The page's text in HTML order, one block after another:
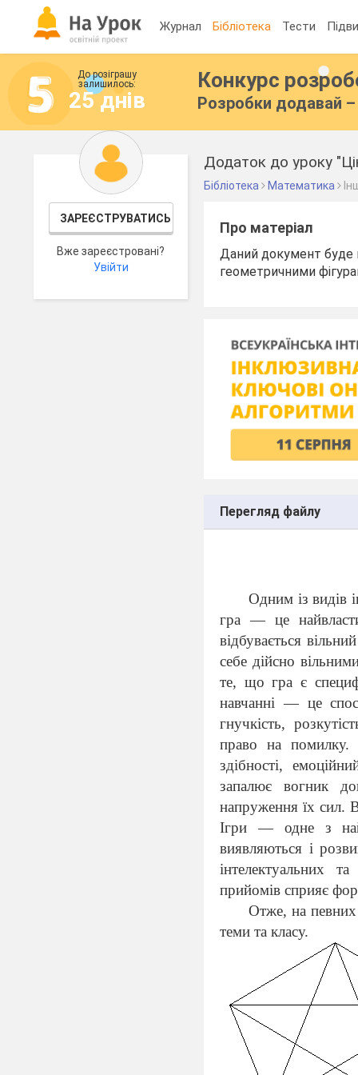
Журнал Бібліотека Тести
До розіграшу
залишилось:
25 днів
Конкурс
Розробки додавай –
ЗАРЕЄСТРУВАТИСЬ
Вже зареєстровані?
Увійти
Додаток до уроку
Бібліотека Математика
Про матеріал
Даний документ буде
геометричними
Перегляд файлу
Одним із видів
гра — це
відбувається
себе дійсно
те, що гра є
навчанні — це
гнучкість,
право на помилку.
здібності,
запалює вогник
напруження їх сил.
Ігри — одне з
виявляються і
інтелектуальних
прийомів сприяє
Отже, на певних
теми та класу.